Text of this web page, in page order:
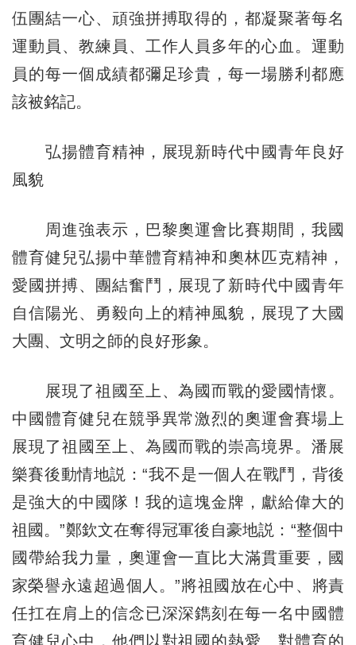
伍團結一心、頑強拼搏取得的，都凝聚著每名
運動員、教練員、工作人員多年的心血。運動
員的每一個成績都彌足珍貴，每一場勝利都應
該被銘記。
弘揚體育精神，展現新時代中國青年良好
風貌
周進強表示，巴黎奧運會比賽期間，我國
體育健兒弘揚中華體育精神和奧林匹克精神，
愛國拼搏、團結奮鬥，展現了新時代中國青年
自信陽光、勇毅向上的精神風貌，展現了大國
大團、文明之師的良好形象。
展現了祖國至上、為國而戰的愛國情懷。
中國體育健兒在競爭異常激烈的奧運會賽場上
展現了祖國至上、為國而戰的崇高境界。潘展
樂賽後動情地説：“我不是一個人在戰鬥，背後
是強大的中國隊！我的這塊金牌，獻給偉大的
祖國。”鄭欽文在奪得冠軍後自豪地説：“整個中
國帶給我力量，奧運會一直比大滿貫重要，國
家榮譽永遠超過個人。”將祖國放在心中、將責
任扛在肩上的信念已深深鐫刻在每一名中國體
育健兒心中，他們以對祖國的熱愛、對體育的